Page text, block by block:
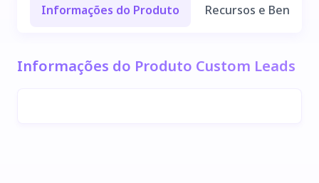
Informações do Produto Recursos e
Informações do Produto Custom Leads